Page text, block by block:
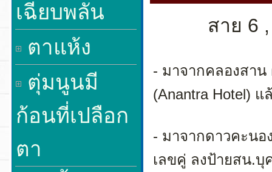
เฉียบพลัน
ตาแห้ง
ตุ่มนูนมี
ก้อนที่เปลือก
ตา
สาย 6
- มาจากคลองสาน
(Anantra Hotel)
- มาจากดาวคะนอ
เลขคู่ ลงป้ายสน.